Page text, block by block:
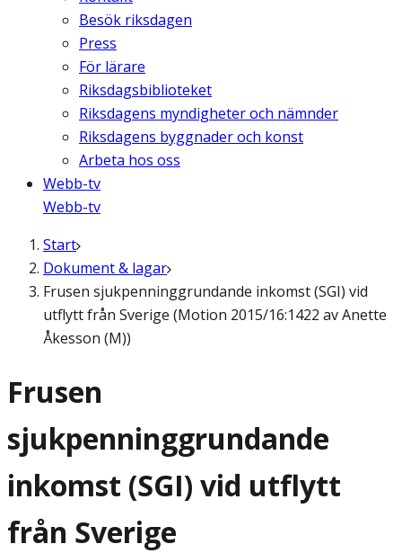
Besök riksdagen
Press
För lärare
Riksdagsbiblioteket
Riksdagens myndigheter och nämnder
Riksdagens byggnader och konst
Arbeta hos oss
Webb-tv
Webb-tv
Start
Dokument & lagar
Frusen sjukpenninggrundande inkomst (SGI) vid
utflytt från Sverige (Motion 2015/16:1422 av Anette
Åkesson (M))
Frusen
sjukpenninggrundande
inkomst (SGI) vid utflytt
från Sverige